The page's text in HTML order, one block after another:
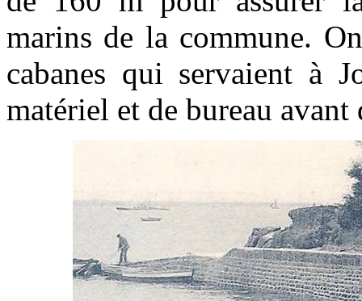
marins de la commune.
cabanes qui servaient à
matériel et de bureau